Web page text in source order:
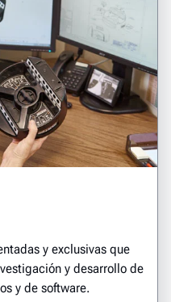
y exclusivas que
y desarrollo de
y de software.